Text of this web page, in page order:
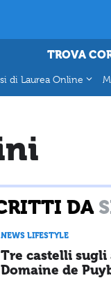
TROVA
di Laurea Online
DA
NEWS LIFESTYLE
Tre castelli
Domaine de